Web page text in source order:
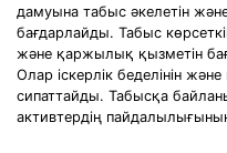
дамуына табыс әкелетін
бағдарлайды. Табыс
және қаржылық қызметін
Олар іскерлік беделінін
сипаттайды. Табысқа
активтердің